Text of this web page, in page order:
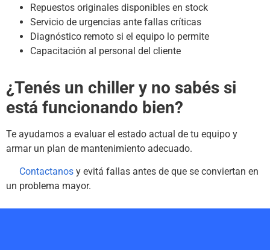
Repuestos originales disponibles en stock
Servicio de urgencias ante fallas críticas
Diagnóstico remoto si el equipo lo permite
Capacitación al personal del cliente
¿Tenés un chiller y no sabés si
está funcionando bien?
Te ayudamos a evaluar el estado actual de tu equipo y
armar un plan de mantenimiento adecuado.
Contactanos y evitá fallas antes de que se conviertan en
un problema mayor.